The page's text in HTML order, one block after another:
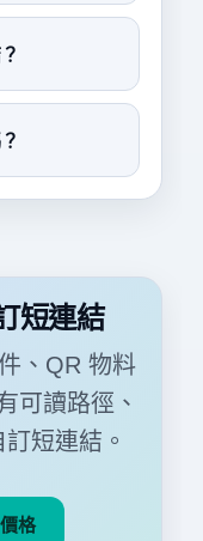
短連結
、QR 物料
可讀路徑、
短連結。
價格